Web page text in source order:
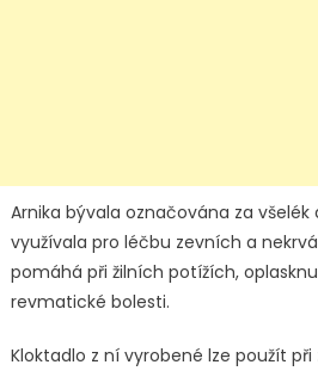
Arnika bývala označována za všelék
využívala pro léčbu zevních a
pomáhá při žilních potížích,
revmatické bolesti.
Kloktadlo z ní vyrobené lze použít